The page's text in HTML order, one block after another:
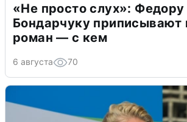
«Не просто слух»: Федору
Бондарчуку приписывают
роман — с кем
6 августа 70